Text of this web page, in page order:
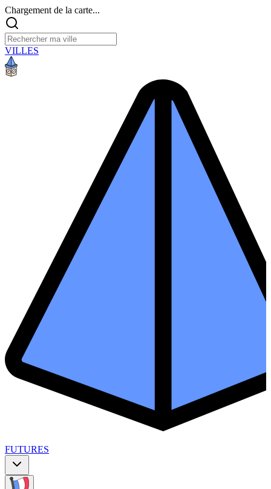
Chargement de la carte...
VILLES
FUTURES